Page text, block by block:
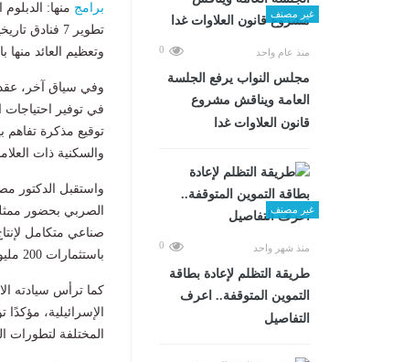
غير مصنف
منذ عام واحد 0
مجلس النواب يرفع الجلسة
العامة ويناقش مشروع
قانون العلاوات غدا
غير مصنف
منذ شهر واحد 0
طريقة التظلم لإعادة بطاقة
التموين المتوقفة.. اعرف
التفاصيل
برامج منها:
تطوير 7
وتعظيم العائد
وفي سياق آخر، عقد
توقيع مذكرة تفاهم
والسكنية ذات
واستقبل الدكتور
الصربي بحضور
صناعي متكامل
باستثمارات 200 مليون دولار.
كما ترأس سيادته
الإسرائيلية،
المختلفة لتطورات